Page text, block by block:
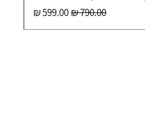
מחיר רגילמחיר מבצע